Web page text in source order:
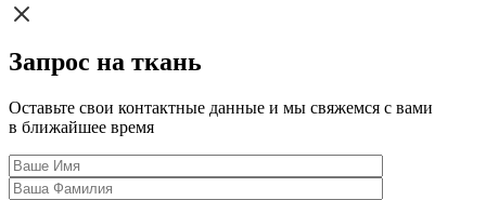
Запрос на ткань
Оставьте свои контактные данные и мы свяжемся с вами
в ближайшее время